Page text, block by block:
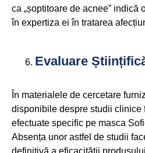
ca „șoptitoare de acnee” indică
în expertiza ei în tratarea
Evaluare
În materialele de cercetare
disponibile despre studii clinice
efectuate specific pe masca
Absența unor astfel de studii
definitivă a eficacității